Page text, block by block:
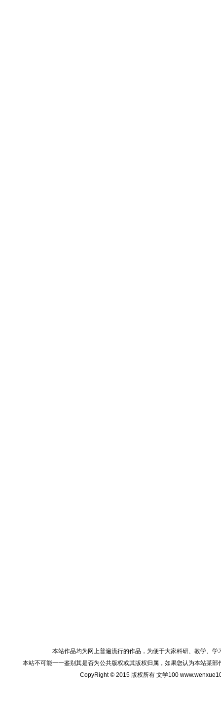
本站作品均为网上普遍流行的作品，为便于大家科研、教学、
本站不可能一一鉴别其是否为公共版权或其版权归属，如果您认为本站某
CopyRight © 2015 版权所有 文学100